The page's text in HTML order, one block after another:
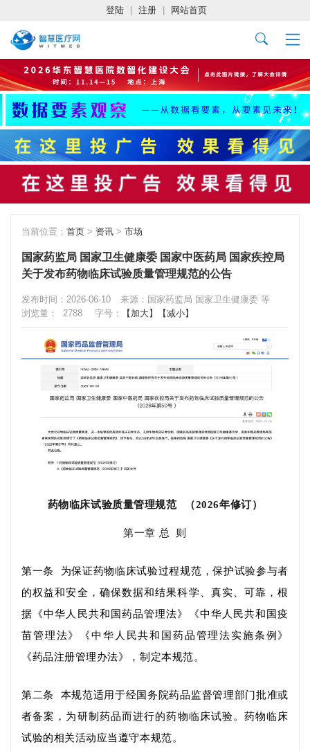
登陆 注册 网站首页
当前位置： 首页 > 资讯 > 市场
国家药监局 国家卫生健康委 国家中医药局 国家疾控局
关于发布药物临床试验质量管理规范的公告
发布时间：2026-06-10
来源：国家药监局 国家卫生健康委 等
浏览量：
2788 字号： 【加大】 【减小】
药物临床试验质量管理规范 （2026年修订）
第一章 总 则
第一条
为保证药物临床试验过程规范，保护试验参与者
的权益和安全，确保数据和结果科学、真实、可靠，根
据《中华人民共和国药品管理法》《中华人民共和国疫
苗管理法》《中华人民共和国药品管理法实施条例》
《药品注册管理办法》
，制定本规范。
第二条
本规范适用于经国务院药品监督管理部门批准或
者备案，为研制 药品而进行的药物临床试验。药物临床
试验的相关活动应当遵守本规范。